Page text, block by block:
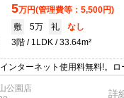
5万円(管理費等：5,500円)
敷
5万 礼
なし
3階
1LDK 33.64m²
ンターネット使用料無料!。ロ
き。防犯カメラ。エレベー
ニー。ペット小型犬のみ可。
公園店
詳